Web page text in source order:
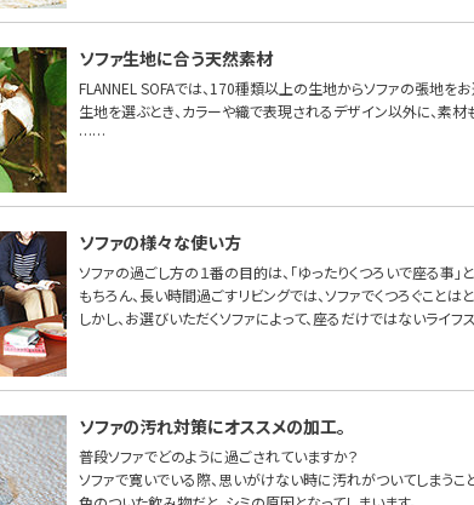
ソファ生地に合う天然素材
FLANNEL SOFAでは、170種類以上の生地からソファの張地をお
生地を選ぶとき、カラーや織で表現されるデザイン以外に、素
……
ソファの様々な使い方
ソファの過ごし方の１番の目的は、「ゆったりくつろいで座る事」
もちろん、長い時間過ごすリビングでは、ソファでくつろぐことは
しかし、お選びいただくソファによって、座るだけではないライ
ソファの汚れ対策にオススメの加工。
普段ソファでどのように過ごされていますか？
ソファで寛いでいる際、思いがけない時に汚れがついてしまうこ